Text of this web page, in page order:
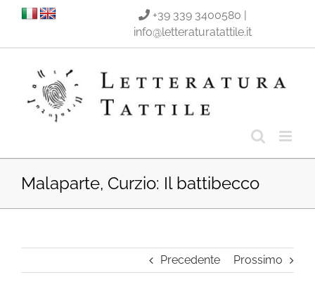
Salta
+39 339 3400580 |
info@letteraturatattile.it
Malaparte, Curzio: Il battibecco
Precedente Prossimo